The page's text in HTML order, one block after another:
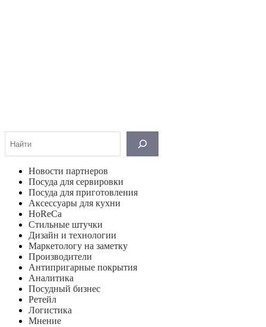
Новости партнеров
Посуда для сервировки
Посуда для приготовления
Аксессуары для кухни
HoReCa
Стильные штучки
Дизайн и технологии
Маркетологу на заметку
Производители
Антипригарные покрытия
Аналитика
Посудный бизнес
Ретейл
Логистика
Мнение